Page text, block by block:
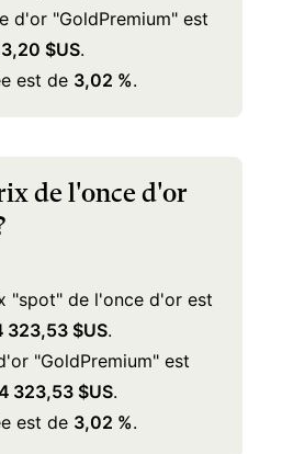
d'or "GoldPremium" est
$US.
est de 3,02 %.
de l'once d'or
"spot" de l'once d'or est
323,53 $US.
"GoldPremium" est
323,53 $US.
est de 3,02 %.